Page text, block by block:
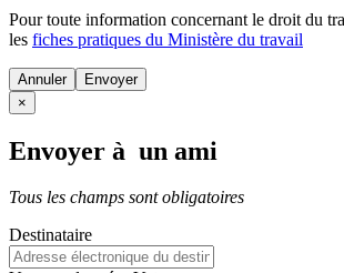
Pour toute information concernant le droit du
les fiches pratiques du Ministère du travail
Annuler
×
Envoyer à un ami
Tous les champs sont obligatoires
Destinataire